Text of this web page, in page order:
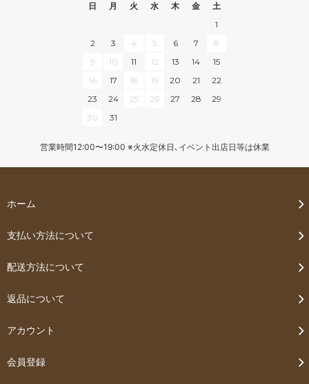
日
月 火 水 木 金
土
1
2
3 4 5 6 7
8
9
10 11 12 13 14
15
16
17 18 19 20 21
22
23
24 25 26 27 28
29
30
31
営業時間12:00〜19:00 ※火水定休日､イベント出店日等は休業
ホーム
支払い方法について
配送方法について
返品について
アカウント
会員登録